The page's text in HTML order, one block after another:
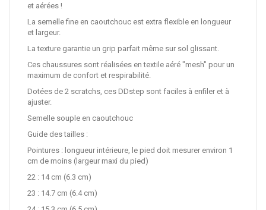
et aérées !
La semelle fine en caoutchouc est extra flexible en longueur
et largeur.
La texture garantie un grip parfait même sur sol glissant.
Ces chaussures sont réalisées en textile aéré "mesh" pour un
maximum de confort et respirabilité.
Dotées de 2 scratchs, ces DDstep sont faciles à enfiler et à
ajuster.
Semelle souple en caoutchouc
Guide des tailles :
Pointures : longueur intérieure, le pied doit mesurer environ 1
cm de moins (largeur maxi du pied)
22 : 14 cm (6.3 cm)
23 : 14.7 cm (6.4 cm)